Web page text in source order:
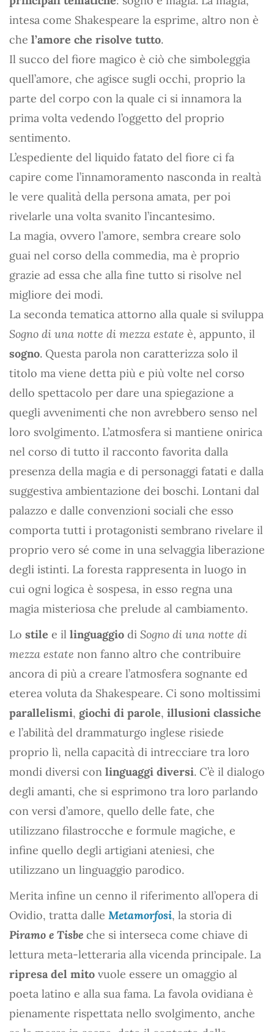
intesa come Shakespeare la esprime, altro non è
che l’amore che risolve tutto.
Il succo del fiore magico è ciò che simboleggia
quell’amore, che agisce sugli occhi, proprio la
parte del corpo con la quale ci si innamora la
prima volta vedendo l’oggetto del proprio
sentimento.
L’espediente del liquido fatato del fiore ci fa
capire come l’innamoramento nasconda in realtà
le vere qualità della persona amata, per poi
rivelarle una volta svanito l’incantesimo.
La magia, ovvero l’amore, sembra creare solo
guai nel corso della commedia, ma è proprio
grazie ad essa che alla fine tutto si risolve nel
migliore dei modi.
La seconda tematica attorno alla quale si sviluppa
Sogno di una notte di mezza estate è, appunto, il
sogno. Questa parola non caratterizza solo il
titolo ma viene detta più e più volte nel corso
dello spettacolo per dare una spiegazione a
quegli avvenimenti che non avrebbero senso nel
loro svolgimento. L’atmosfera si mantiene onirica
nel corso di tutto il racconto favorita dalla
presenza della magia e di personaggi fatati e dalla
suggestiva ambientazione dei boschi. Lontani dal
palazzo e dalle convenzioni sociali che esso
comporta tutti i protagonisti sembrano rivelare il
proprio vero sé come in una selvaggia liberazione
degli istinti. La foresta rappresenta in luogo in
cui ogni logica è sospesa, in esso regna una
magia misteriosa che prelude al cambiamento.
Lo stile e il linguaggio di Sogno di una notte di
mezza estate non fanno altro che contribuire
ancora di più a creare l’atmosfera sognante ed
eterea voluta da Shakespeare. Ci sono moltissimi
parallelismi, giochi di parole, illusioni classiche
e l’abilità del drammaturgo inglese risiede
proprio lì, nella capacità di intrecciare tra loro
mondi diversi con linguaggi diversi. C’è il dialogo
degli amanti, che si esprimono tra loro parlando
con versi d’amore, quello delle fate, che
utilizzano filastrocche e formule magiche, e
infine quello degli artigiani ateniesi, che
utilizzano un linguaggio parodico.
Merita infine un cenno il riferimento all’opera di
Ovidio, tratta dalle Metamorfosi, la storia di
Piramo e Tisbe che si interseca come chiave di
lettura meta-letteraria alla vicenda principale. La
ripresa del mito vuole essere un omaggio al
poeta latino e alla sua fama. La favola ovidiana è
pienamente rispettata nello svolgimento, anche